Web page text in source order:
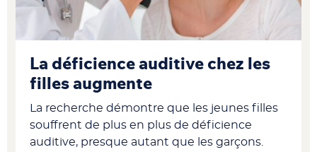
La déficience auditive chez les
filles augmente
La recherche démontre que les jeunes filles
souffrent de plus en plus de déficience
auditive, presque autant que les garçons.